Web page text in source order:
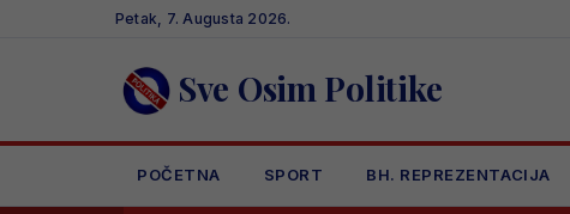
Petak, 7. Augusta 2026.
Sve Osim Politike
POČETNA SPORT BH. REPREZENTACIJA